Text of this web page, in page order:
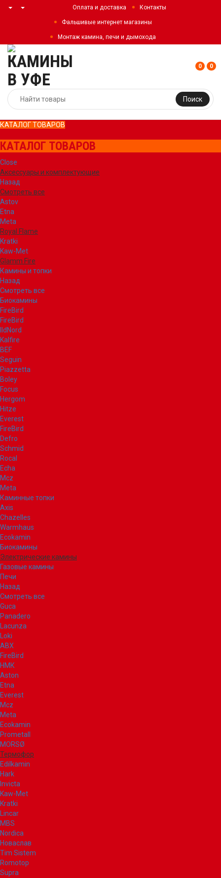
Оплата и доставка Контакты
Фальшивые интернет магазины
Монтаж камина, печи и дымохода
Поиск
0 0
КАТАЛОГ ТОВАРОВ
КАТАЛОГ ТОВАРОВ
Close
Аксессуары и комплектующие
Назад
Смотреть все
Astov
Etna
Meta
Royal Flame
Kratki
Kaw-Met
Glamm Fire
Камины и топки
Назад
Смотреть все
Биокамины
FireBird
FireBird
IldNord
Kalfire
BEF
Seguin
Piazzetta
Boley
Focus
Hergom
Hitze
Everest
FireBird
Defro
Schmid
Rocal
Echa
Mcz
Meta
Каминные топки
Axis
Chazelles
Warmhaus
Ecokamin
Биокамины
Электрические камины
Газовые камины
Печи
Назад
Смотреть все
Guca
Panadero
Lacunza
Loki
ABX
FireBird
НМК
Aston
Etna
Everest
Mcz
Meta
Ecokamin
Prometall
MORSØ
Термофор
Edilkamin
Hark
Invicta
Kaw-Met
Kratki
Lincar
MBS
Nordica
Новаслав
Tim Sistem
Romotop
Supra